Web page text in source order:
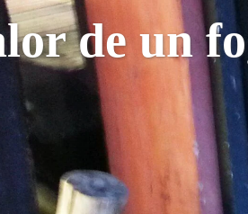
de un